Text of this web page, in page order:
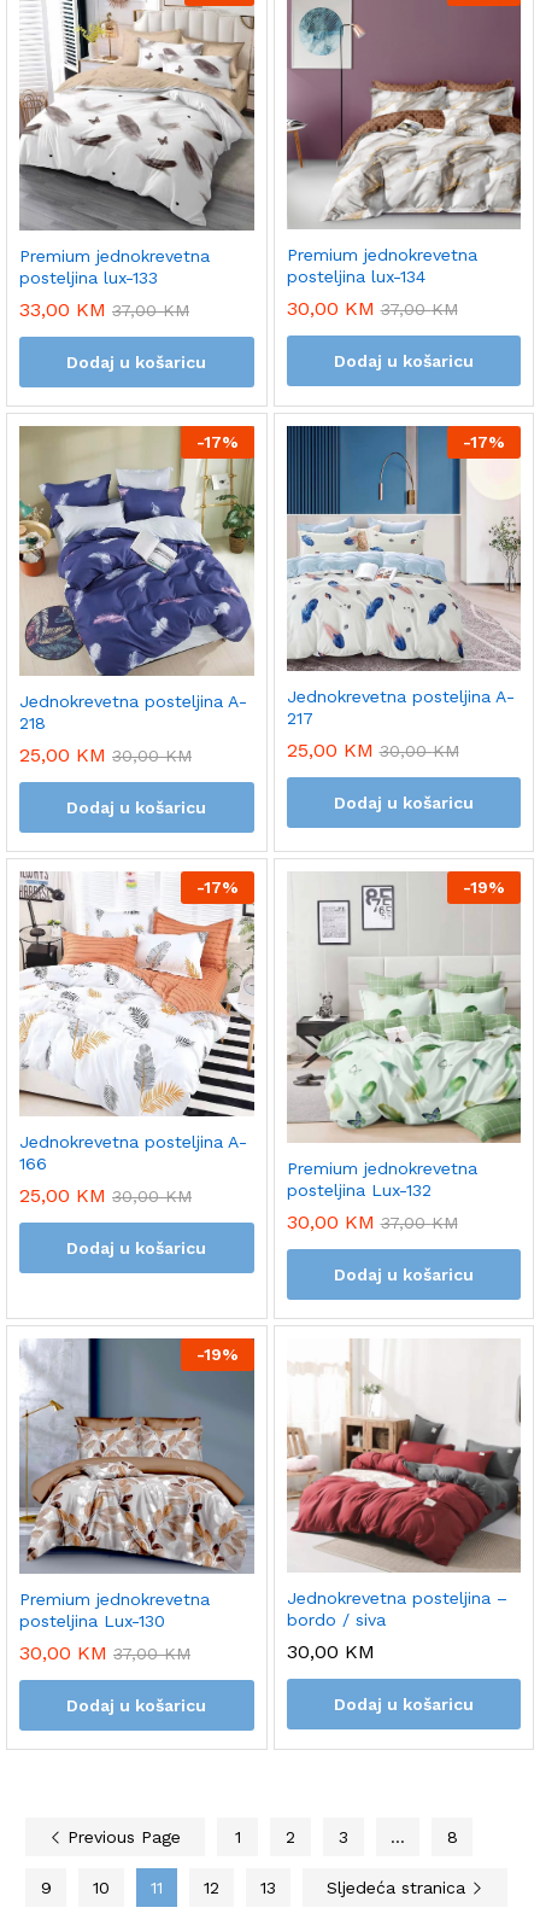
Premium jednokrevetna
posteljina lux-133
33,00 KM 37,00KM
Dodaj u košaricu
Premium jednokrevetna
posteljina lux-134
30,00 KM 37,00KM
Dodaj u košaricu
-17%
Jednokrevetna posteljina A-
218
25,00 KM 30,00KM
Dodaj u košaricu
-17%
Jednokrevetna posteljina A-
217
25,00 KM 30,00KM
Dodaj u košaricu
-17%
Jednokrevetna posteljina A-
166
25,00 KM 30,00KM
Dodaj u košaricu
-19%
Premium jednokrevetna
posteljina Lux-132
30,00 KM 37,00KM
Dodaj u košaricu
-19%
Premium jednokrevetna
posteljina Lux-130
30,00 KM 37,00KM
Dodaj u košaricu
Jednokrevetna posteljina –
bordo / siva
30,00 KM
Dodaj u košaricu
Previous Page 1 2 3 … 8
9 10 11 12 13 Sljedeća stranica